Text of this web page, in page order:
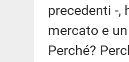
precedenti -,
mercato e
Perché?